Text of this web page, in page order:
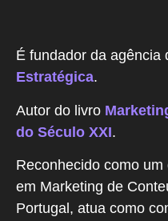
É fundador da agência
Estratégica.
Autor do livro
do Século XXI.
Reconhecido como
em Marketing de
Portugal, atua como